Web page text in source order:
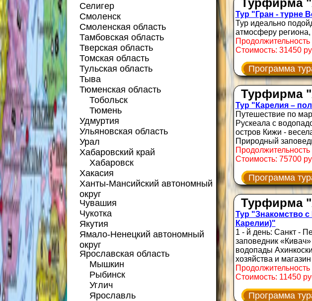
Селигер
Смоленск
Смоленская область
Тамбовская область
Тверская область
Томская область
Тульская область
Тыва
Тюменская область
Тобольск
Тюмень
Удмуртия
Ульяновская область
Урал
Хабаровский край
Хабаровск
Хакасия
Ханты-Мансийский автономный
округ
Чувашия
Чукотка
Якутия
Ямало-Ненецкий автономный
округ
Ярославская область
Мышкин
Рыбинск
Углич
Ярославль
Турфирма
Тур "Гран - турне
Тур идеально
атмосферу
Продолжительность
Стоимость: 31450
Программа
Турфирма
Тур "Карелия –
Путешествие по
Рускеала с
остров Кижи -
Природный
Продолжительность
Стоимость: 75700
Программа
Турфирма
Тур "Знакомство с
Карелии)"
1 - й день: Санкт -
заповедник
водопады
хозяйства и
Продолжительность
Стоимость: 11450
Программа